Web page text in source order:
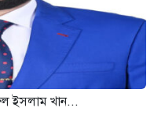
ট্রেন চলাচল স্বাভাবিক
আরও তিনজনের মৃত্যু,
১২১৮”
ইসলাম খান...